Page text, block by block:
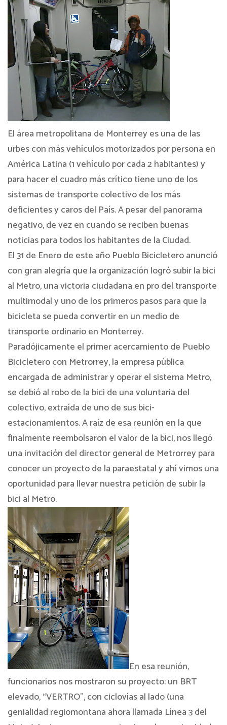
El área metropolitana de Monterrey es una de las
urbes con más vehículos motorizados por persona en
América Latina (1 vehículo por cada 2 habitantes) y
para hacer el cuadro más crítico tiene uno de los
sistemas de transporte colectivo de los más
deficientes y caros del País. A pesar del panorama
negativo, de vez en cuando se reciben buenas
noticias para todos los habitantes de la Ciudad.
El 31 de Enero de este año Pueblo Bicicletero anunció
con gran alegría que la organización logró subir la bici
al Metro, una victoria ciudadana en pro del transporte
multimodal y uno de los primeros pasos para que la
bicicleta se pueda convertir en un medio de
transporte ordinario en Monterrey.
Paradójicamente el primer acercamiento de Pueblo
Bicicletero con Metrorrey, la empresa pública
encargada de administrar y operar el sistema Metro,
se debió al robo de la bici de una voluntaria del
colectivo, extraída de uno de sus bici-
estacionamientos. A raíz de esa reunión en la que
finalmente reembolsaron el valor de la bici, nos llegó
una invitación del director general de Metrorrey para
conocer un proyecto de la paraestatal y ahí vimos una
oportunidad para llevar nuestra petición de subir la
bici al Metro.
En esa reunión,
funcionarios nos mostraron su proyecto: un BRT
elevado, “VERTRO”, con ciclovías al lado (una
genialidad regiomontana ahora llamada Línea 3 del